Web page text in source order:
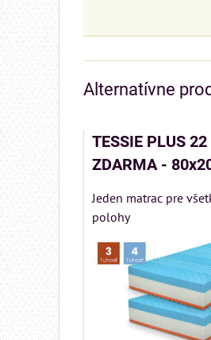
Alternatívne
TESSIE PLUS
ZDARMA -
Jeden matrac pre
polohy